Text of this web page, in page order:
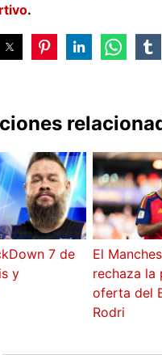
.
7 de
y
El
rechaza la
oferta del
Rodri